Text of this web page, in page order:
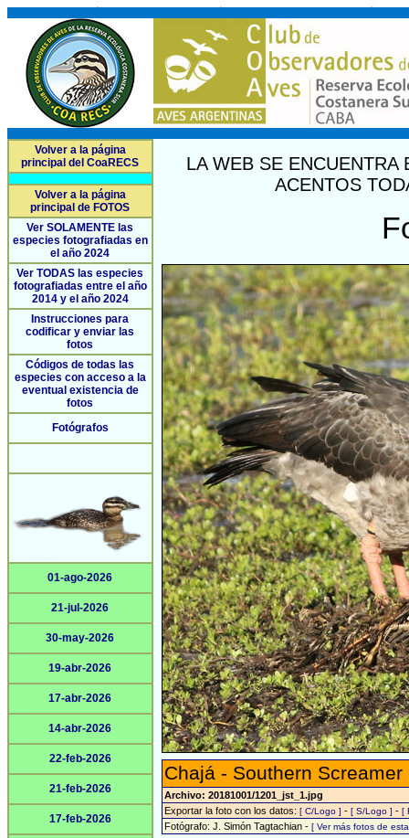
Volver a la página
principal del CoaRECS
Volver a la página
principal de FOTOS
Ver SOLAMENTE las
especies fotografiadas en
el año 2024
Ver TODAS las especies
fotografiadas entre el año
2014 y el año 2024
Instrucciones para
codificar y enviar las
fotos
Códigos de todas las
especies con acceso a la
eventual existencia de
fotos
Fotógrafos
01-ago-2026
21-jul-2026
30-may-2026
19-abr-2026
17-abr-2026
14-abr-2026
22-feb-2026
21-feb-2026
17-feb-2026
LA WEB SE
ACENTOS
Chajá - Southern
Archivo: 20181001/1201_jst_1.jpg
Exportar la foto con los datos: [ C/Logo ] - [ S/Logo ] - [
Fotógrafo: J. Simón Tagtachian - [ Ver más fotos de